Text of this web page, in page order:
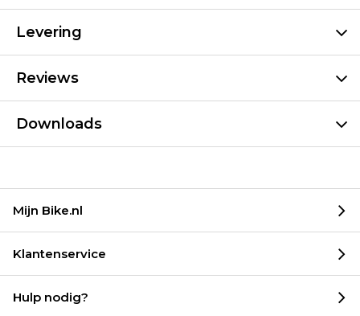
Levering
Reviews
Downloads
Mijn Bike.nl
Klantenservice
Hulp nodig?